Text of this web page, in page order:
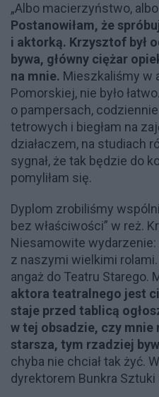
„Albo macierzyństwo,
Postanowiłam, że
i aktorką. Krzysztof był
bywa, główny ciężar
na mnie. Mieszkaliśmy w
Pomorskiej, nie było
o pampersach,
tetrowych i biegłam na
działaczem, na studiach
sygnał, że tak będzie do
pomyliłam się.
Dyplom zrobiliśmy
bez właściwości” w reż.
Niesamowite wydarzenie:
z naszymi wielkimi
angaż do Teatru Starego.
aktora teatralnego jest
staje przed tablicą
w tej obsadzie, czy mnie
starsza, tym rzadziej
chyba nie chciał tak żyć.
dyrektorem Bunkra